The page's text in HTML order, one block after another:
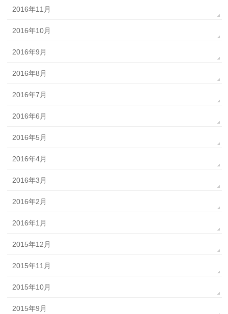
2016年11月
2016年10月
2016年9月
2016年8月
2016年7月
2016年6月
2016年5月
2016年4月
2016年3月
2016年2月
2016年1月
2015年12月
2015年11月
2015年10月
2015年9月